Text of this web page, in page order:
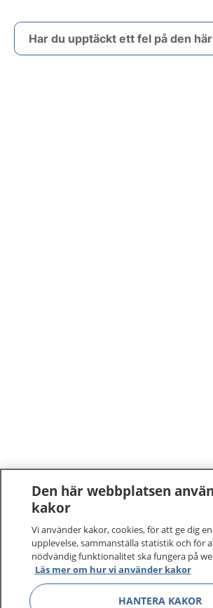
Har du upptäckt ett fel på den
Den här webbplatsen
kakor
Vi använder kakor, cookies, för att ge dig
upplevelse, sammanställa statistik och för
nödvändig funktionalitet ska fungera på
Läs mer om hur vi använder kakor
HANTERA KAKOR